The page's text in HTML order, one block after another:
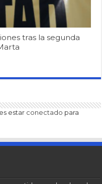
tras la segunda
estar conectado para